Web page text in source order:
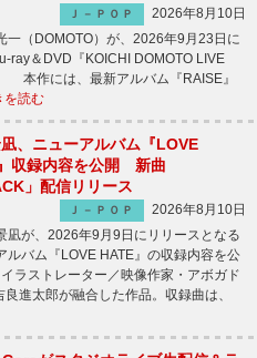
Ｊ－ＰＯＰ
2026年8月10日
一（DOMOTO）が、2026年9月23日に
ray＆DVD『KOICHI DOMOTO LIVE
本作には、最新アルバム『RAISE』
を読む
、ニューアルバム『LOVE
収録内容を公開 新曲
」配信リリース
Ｊ－ＰＯＰ
2026年8月10日
凪が、2026年9月9日にリリースとなる
ルバム『LOVE HATE』の収録内容を公
ラストレーター／映像作家・アボガド
進太郎が融合した作品。収録曲は、